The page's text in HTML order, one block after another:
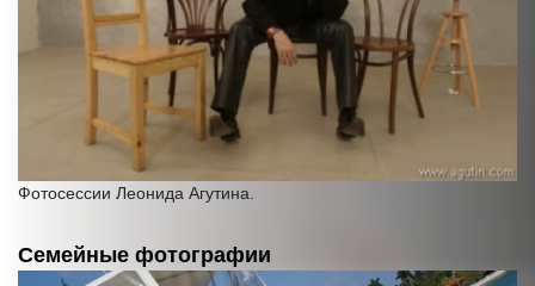
Фотосессии Леонида Агутина.
Семейные фотографии